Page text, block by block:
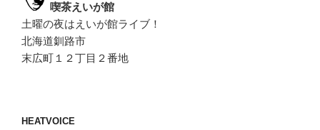
喫茶えいが館
土曜の夜はえいが館ライブ！
北海道釧路市
末広町１２丁目２番地
HEATVOICE